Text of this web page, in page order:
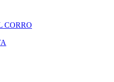
CORRO